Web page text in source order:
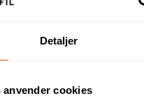
Detaljer
anvender cookies
Design og tilpasning